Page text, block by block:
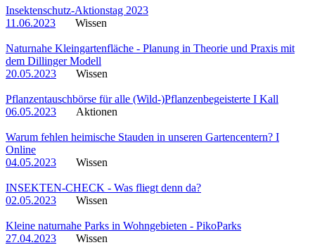
Insektenschutz-Aktionstag 2023
11.06.2023
Wissen
Naturnahe Kleingartenfläche - Planung in Theorie und Praxis mit
dem Dillinger Modell
20.05.2023
Wissen
Pflanzentauschbörse für alle (Wild-)Pflanzenbegeisterte I Kall
06.05.2023
Aktionen
Warum fehlen heimische Stauden in unseren Gartencentern? I
Online
04.05.2023
Wissen
INSEKTEN-CHECK - Was fliegt denn da?
02.05.2023
Wissen
Kleine naturnahe Parks in Wohngebieten - PikoParks
27.04.2023
Wissen